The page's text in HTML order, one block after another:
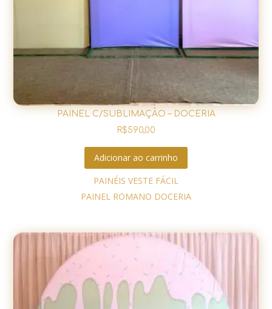
PAINEL C/SUBLIMAÇÃO – DOCERIA
R$590,00
Adicionar ao carrinho
PAINÉIS VESTE FÁCIL
PAINEL ROMANO DOCERIA